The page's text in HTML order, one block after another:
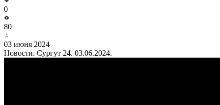
0
80
03 июня 2024
Новости. Сургут 24. 03.06.2024.